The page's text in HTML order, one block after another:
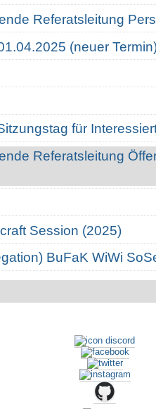
Referatsleitung
(neuer
für
Referatsleitung
Session (2025)
BuFaK WiWi